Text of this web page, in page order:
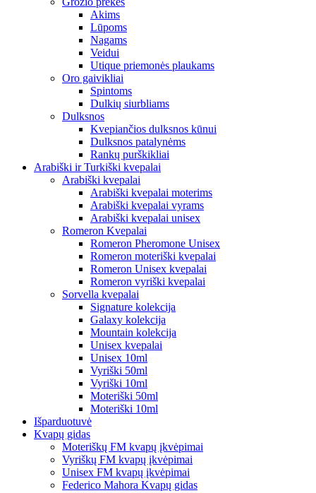
Akims
Lūpoms
Nagams
Veidui
Utique priemonės plaukams
Oro gaivikliai
Spintoms
Dulkių siurbliams
Dulksnos
Kvepiančios dulksnos kūnui
Dulksnos patalynėms
Rankų purškikliai
Arabiški ir Turkiški kvepalai
Arabiški kvepalai
Arabiški kvepalai moterims
Arabiški kvepalai vyrams
Arabiški kvepalai unisex
Romeron Kvepalai
Romeron Pheromone Unisex
Romeron moteriški kvepalai
Romeron Unisex kvepalai
Romeron vyriški kvepalai
Sorvella kvepalai
Signature kolekcija
Galaxy kolekcija
Mountain kolekcija
Unisex kvepalai
Unisex 10ml
Vyriški 50ml
Vyriški 10ml
Moteriški 50ml
Moteriški 10ml
Išparduotuvė
Kvapų gidas
Moteriškų FM kvapų įkvėpimai
Vyriškų FM kvapų įkvėpimai
Unisex FM kvapų įkvėpimai
Federico Mahora Kvapų gidas